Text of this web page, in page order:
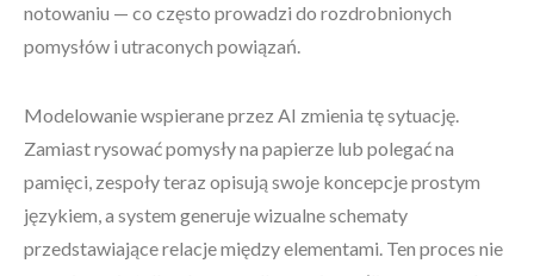
notowaniu — co często prowadzi do rozdrobnionych
pomysłów i utraconych powiązań.
Modelowanie wspierane przez AI zmienia tę sytuację.
Zamiast rysować pomysły na papierze lub polegać na
pamięci, zespoły teraz opisują swoje koncepcje prostym
językiem, a system generuje wizualne schematy
przedstawiające relacje między elementami. Ten proces nie